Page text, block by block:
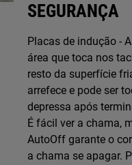
SEGURANÇA
Placas de indução -
área que toca nos
resto da superfície
arrefece e pode ser
depressa após
É fácil ver a chama,
AutoOff garante o
a chama se apagar.